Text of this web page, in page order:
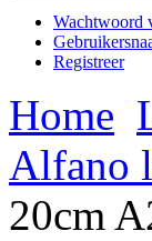
Wachtwoord
Registreer
Home
Alfano
20cm